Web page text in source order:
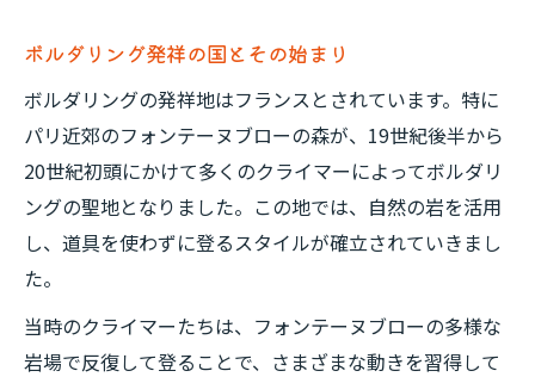
歴史を踏まえたボルダリングの独自性
オリンピックで注目されたボルダリングの背景
ボルダリングがオリンピック種目となるま
で
スポーツクライミングの制度化と歴史的流
れ
オリンピックで示されたボルダリングの魅
力
ボルダリング発祥の国とその始まり
ボルダリングの発祥地はフランスとされています。特に
パリ近郊のフォンテーヌブローの森が、19世紀後半から
20世紀初頭にかけて多くのクライマーによってボルダリ
ングの聖地となりました。この地では、自然の岩を活用
し、道具を使わずに登るスタイルが確立されていきまし
た。
当時のクライマーたちは、フォンテーヌブローの多様な
岩場で反復して登ることで、さまざまな動きを習得して